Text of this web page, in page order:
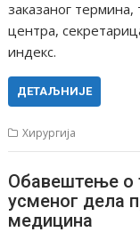
заказаног
центра,
индекс.
ДЕТАЉНИЈЕ
Хирургија
Обавештење о
усменог дела
медицина